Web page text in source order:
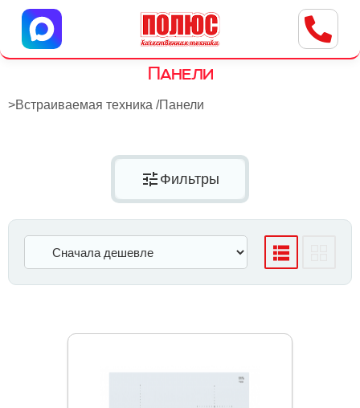
Центр бытовой техники
г. Ульяновск, ул. Пушкарева, 8a
Панели
>Встраиваемая техника /Панели
tune Фильтры